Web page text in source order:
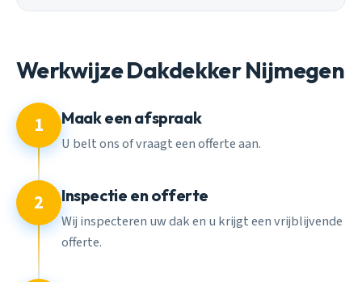
Werkwijze Dakdekker Nijmegen
1 Maak een afspraak
U belt ons of vraagt een offerte aan.
2 Inspectie en offerte
Wij inspecteren uw dak en u krijgt een vrijblijvende
offerte.